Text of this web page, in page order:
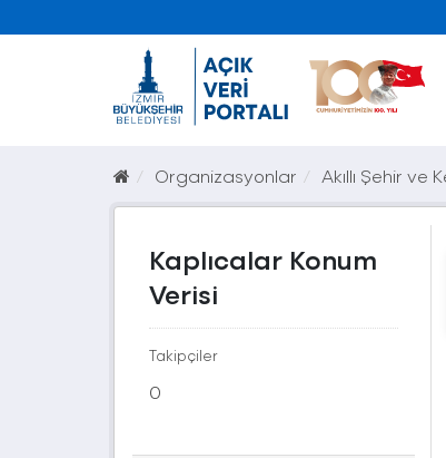
Organizasyonlar Akıllı Şehir ve
Kaplıcalar Konum
Verisi
Takipçiler
0